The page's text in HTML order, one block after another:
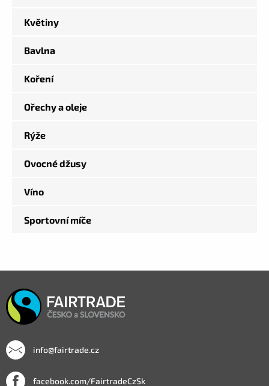
Květiny
Bavlna
Koření
Ořechy a oleje
Rýže
Ovocné džusy
Víno
Sportovní míče
info@fairtrade.cz
facebook.com/FairtradeCzSk